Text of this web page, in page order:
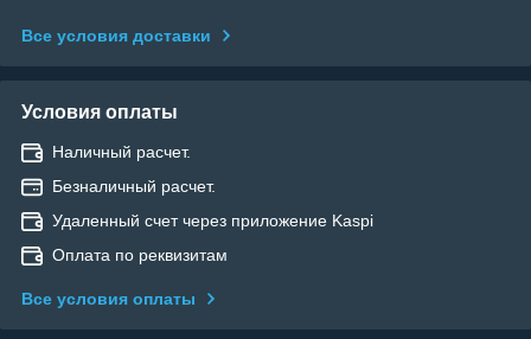
Все условия доставки
Условия оплаты
Наличный расчет.
Безналичный расчет.
Удаленный счет через приложение Kaspi
Оплата по реквизитам
Все условия оплаты